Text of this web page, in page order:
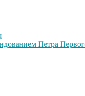
Петра